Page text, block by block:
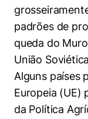
padrões de
queda do
União
Alguns países
Europeia (UE)
da Política